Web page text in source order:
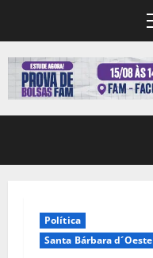
Política
Santa Bárbara d´Oeste